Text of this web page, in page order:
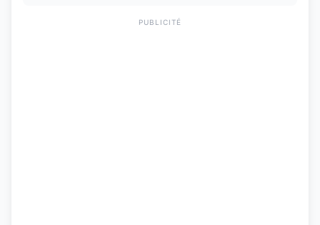
PUBLICITÉ